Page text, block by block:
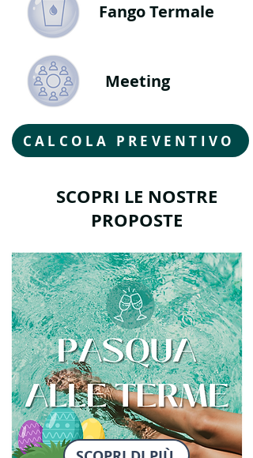
Fango Termale
Meeting
CALCOLA PREVENTIVO
SCOPRI LE NOSTRE
PROPOSTE